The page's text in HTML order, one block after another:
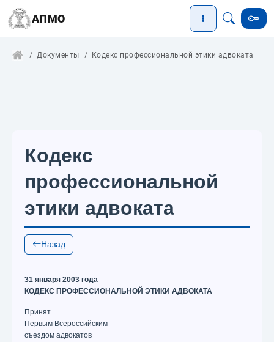
АПМО
Документы Кодекс профессиональной этики адвоката
Кодекс
профессиональной
этики адвоката
Назад
31 января 2003 года
КОДЕКС ПРОФЕССИОНАЛЬНОЙ ЭТИКИ АДВОКАТА
Принят
Первым Всероссийским
съездом адвокатов